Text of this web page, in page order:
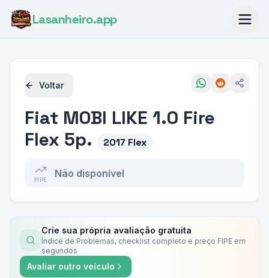
Lasanheiro.app
Voltar
Fiat MOBI LIKE 1.0 Fire
Flex 5p.
2017 Flex
FIPE
Não disponível
Crie sua própria avaliação gratuita
Índice de Problemas, checklist completo e preço FIPE em
segundos
Avaliar outro veículo